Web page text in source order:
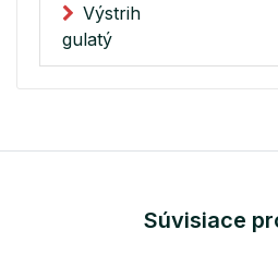
Výstrih
gulatý
Súvisiace